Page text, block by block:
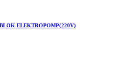
ELEKTROPOMP(220V)